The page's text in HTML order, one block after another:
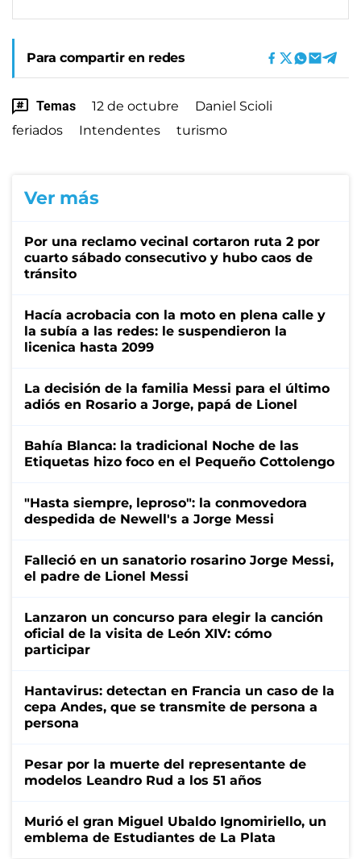
Para compartir en redes
Temas 12 de octubre
Daniel Scioli
feriados
Intendentes turismo
Ver más
Por una reclamo vecinal cortaron ruta 2 por
cuarto sábado consecutivo y hubo caos de
tránsito
Hacía acrobacia con la moto en plena calle y
la subía a las redes: le suspendieron la
licenica hasta 2099
La decisión de la familia Messi para el último
adiós en Rosario a Jorge, papá de Lionel
Bahía Blanca: la tradicional Noche de las
Etiquetas hizo foco en el Pequeño Cottolengo
"Hasta siempre, leproso": la conmovedora
despedida de Newell's a Jorge Messi
Falleció en un sanatorio rosarino Jorge Messi,
el padre de Lionel Messi
Lanzaron un concurso para elegir la canción
oficial de la visita de León XIV: cómo
participar
Hantavirus: detectan en Francia un caso de la
cepa Andes, que se transmite de persona a
persona
Pesar por la muerte del representante de
modelos Leandro Rud a los 51 años
Murió el gran Miguel Ubaldo Ignomiriello, un
emblema de Estudiantes de La Plata